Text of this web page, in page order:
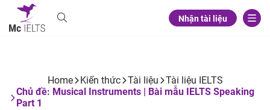
Nhận tài liệu
Home Kiến thức Tài liệu
Tài liệu IELTS
Chủ đề: Musical Instruments | Bài mẫu IELTS Speaking
Part 1